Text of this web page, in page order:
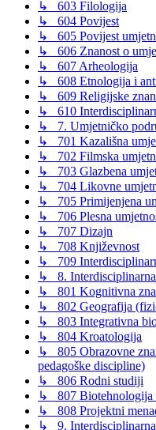
↳ 603 Filologija
↳ 604 Povijest
↳ 605 Povijest
↳ 606 Znanost o
↳ 607 Arheologija
↳ 608 Etnologija i
↳ 609 Religijske
↳ 610
↳ 7. Umjetničko
↳ 701 Kazališna
↳ 702 Filmska
↳ 703 Glazbena
↳ 704 Likovne
↳ 705 Primijenjena
↳ 706 Plesna
↳ 707 Dizajn
↳ 708 Književnost
↳ 709
↳ 8. Interdisciplinarna
↳ 801 Kognitivna
↳ 802 Geografija
↳ 803 Integrativna
↳ 804 Kroatologija
↳ 805 Obrazovne
pedagoške discipline)
↳ 806 Rodni studiji
↳ 807 Biotehnologija
↳ 808 Projektni
↳ 9. Interdisciplinarna